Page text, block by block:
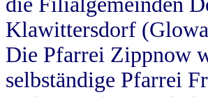
Klawittersdorf
Die Pfarrei Zippnow
selbständige Pfarrei